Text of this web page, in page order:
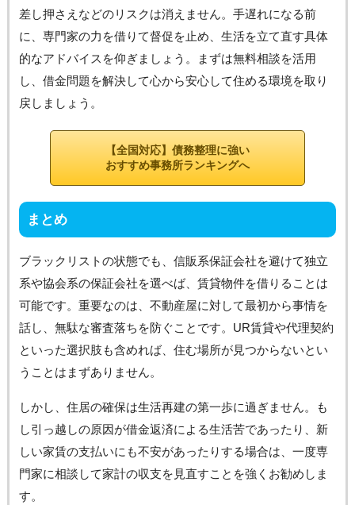
差し押さえなどのリスクは消えません。手遅れになる前
に、専門家の力を借りて督促を止め、生活を立て直す具体
的なアドバイスを仰ぎましょう。まずは無料相談を活用
し、借金問題を解決して心から安心して住める環境を取り
戻しましょう。
【全国対応】債務整理に強い
おすすめ事務所ランキングへ
まとめ
ブラックリストの状態でも、信販系保証会社を避けて独立
系や協会系の保証会社を選べば、賃貸物件を借りることは
可能です。重要なのは、不動産屋に対して最初から事情を
話し、無駄な審査落ちを防ぐことです。UR賃貸や代理契約
といった選択肢も含めれば、住む場所が見つからないとい
うことはまずありません。
しかし、住居の確保は生活再建の第一歩に過ぎません。も
し引っ越しの原因が借金返済による生活苦であったり、新
しい家賃の支払いにも不安があったりする場合は、一度専
門家に相談して家計の収支を見直すことを強くお勧めしま
す。